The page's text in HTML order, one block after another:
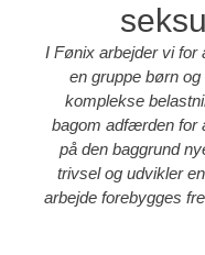
I Fønix arbejder vi for
en gruppe børn
komplekse
bagom adfærden for
på den baggrund
trivsel og udvikler
arbejde forebygges